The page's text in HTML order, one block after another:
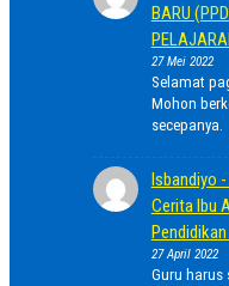
BARU
27 Mei 2022
Selamat
Mohon
secepanya.
Isbandiyo
Cerita Ibu
27 April 2022
Guru harus